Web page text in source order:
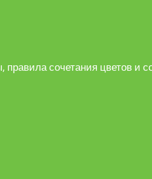
правила сочетания цветов